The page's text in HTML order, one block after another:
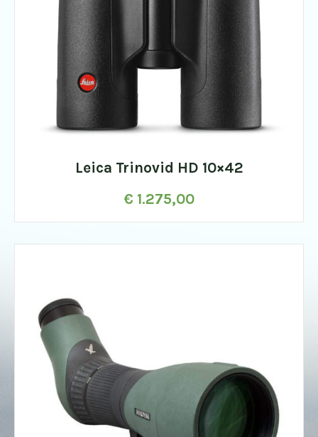
Leica Trinovid HD 10×42
€ 1.275,00